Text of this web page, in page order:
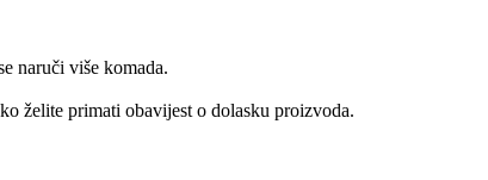
naruči više komada.
želite primati obavijest o dolasku proizvoda.